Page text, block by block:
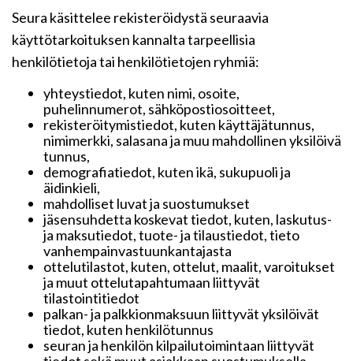
Seura käsittelee rekisteröidystä seuraavia
käyttötarkoituksen kannalta tarpeellisia
henkilötietoja tai henkilötietojen ryhmiä:
yhteystiedot, kuten nimi, osoite,
puhelinnumerot, sähköpostiosoitteet,
rekisteröitymistiedot, kuten käyttäjätunnus,
nimimerkki, salasana ja muu mahdollinen yksilöivä
tunnus,
demografiatiedot, kuten ikä, sukupuoli ja
äidinkieli,
mahdolliset luvat ja suostumukset
jäsensuhdetta koskevat tiedot, kuten, laskutus-
ja maksutiedot, tuote- ja tilaustiedot, tieto
vanhempainvastuunkantajasta
ottelutilastot, kuten, ottelut, maalit, varoitukset
ja muut ottelutapahtumaan liittyvät
tilastointitiedot
palkan- ja palkkionmaksuun liittyvät yksilöivät
tiedot, kuten henkilötunnus
seuran ja henkilön kilpailutoimintaan liittyvät